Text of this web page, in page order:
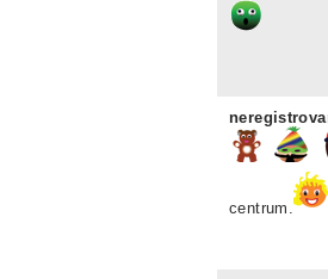
centrum.